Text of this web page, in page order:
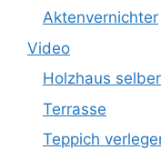
Aktenvernichter
Video
Holzhaus
Terrasse
Teppich